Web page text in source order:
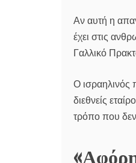
Αν αυτή η
έχει στις
Γαλλικό
Ο ισραηλινός
διεθνείς
τρόπο που δεν